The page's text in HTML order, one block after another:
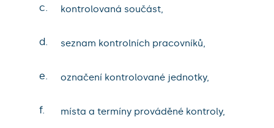
c. kontrolovaná součást,
d. seznam kontrolních pracovníků,
e. označení kontrolované jednotky,
f. místa a termíny prováděné kontroly,